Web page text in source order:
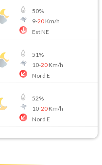
50%
9-20Km/h
Est NE
51%
10-20Km/h
Nord E
52%
10-20Km/h
Nord E